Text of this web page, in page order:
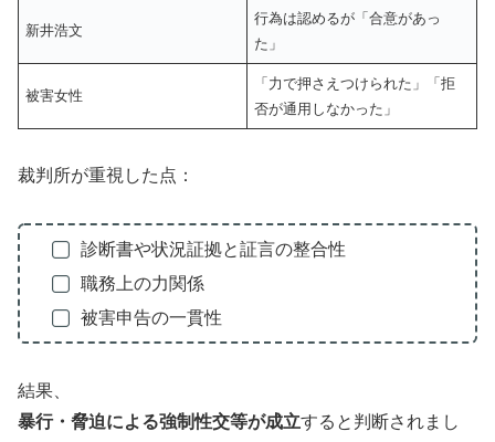
新井浩文
行為は認めるが「合意があっ
た」
被害女性
「力で押さえつけられた」「拒
否が通用しなかった」
裁判所が重視した点：
診断書や状況証拠と証言の整合性
職務上の力関係
被害申告の一貫性
結果、
暴行・脅迫による強制性交等が成立すると判断されまし